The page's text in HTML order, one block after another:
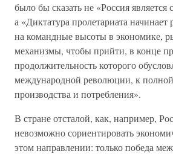
было бы сказать не «Россия является
а «Диктатура пролетариата начинает
на командные высоты в экономике,
механизмы, чтобы прийти, в конце
продолжительность которого
международной революции, к
производства и потребления».
В стране отсталой, как, например,
невозможно сориентировать
этом направлении: только победа